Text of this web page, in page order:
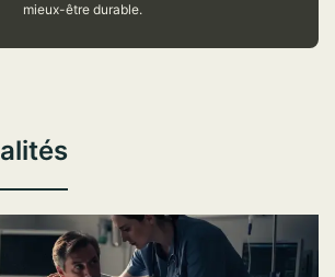
mieux-être durable.